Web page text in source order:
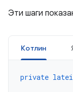
Эти шаги
Котлин
private